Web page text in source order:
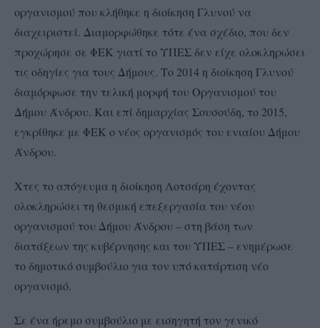
οργανισμού που κλήθηκε η διοίκηση Γλυνού να
διαχειριστεί. Διαμορφώθηκε τότε ένα σχέδιο, που δεν
προχώρησε σε ΦΕΚ γιατί το ΥΠΕΣ δεν είχε ολοκληρώσει
τις οδηγίες για τους Δήμους. Το 2014 η διοίκηση Γλυνού
διαμόρφωσε την τελική μορφή του Οργανισμού του
Δήμου Άνδρου. Και επί δημαρχίας Σουσούδη, το 2015,
εγκρίθηκε με ΦΕΚ ο νέος οργανισμός του ενιαίου Δήμου
Άνδρου.
Χτες το απόγευμα η διοίκηση Λοτσάρη έχοντας
ολοκληρώσει τη θεσμική επεξεργασία του νέου
οργανισμού του Δήμου Άνδρου – στη βάση των
διατάξεων της κυβέρνησης και του ΥΠΕΣ – ενημέρωσε
το δημοτικό συμβούλιο για τον υπό κατάρτιση νέο
οργανισμό.
Σε ένα ήρεμο συμβούλιο με εισηγητή τον γενικό